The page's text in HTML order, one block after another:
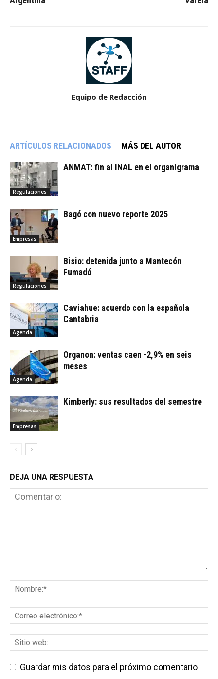
Equipo de Redacción
ARTÍCULOS RELACIONADOS MÁS DEL AUTOR
Regulaciones
ANMAT: fin al INAL en el organigrama
Empresas
Bagó con nuevo reporte 2025
Regulaciones
Bisio: detenida junto a Mantecón
Fumadó
Agenda
Caviahue: acuerdo con la española
Cantabria
Agenda
Organon: ventas caen -2,9% en seis
meses
Empresas
Kimberly: sus resultados del semestre
DEJA UNA RESPUESTA
Guardar mis datos para el próximo comentario